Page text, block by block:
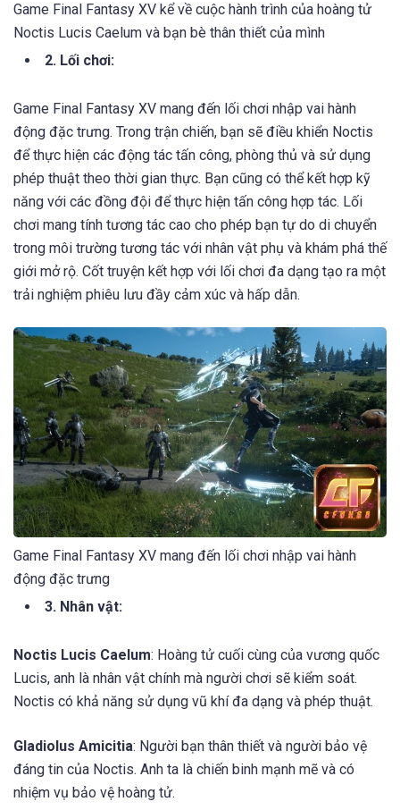
Game Final Fantasy XV kể về cuộc hành trình của hoàng tử
Noctis Lucis Caelum và bạn bè thân thiết của mình
2. Lối chơi:
Game Final Fantasy XV mang đến lối chơi nhập vai hành
động đặc trưng. Trong trận chiến, bạn sẽ điều khiển Noctis
để thực hiện các động tác tấn công, phòng thủ và sử dụng
phép thuật theo thời gian thực. Bạn cũng có thể kết hợp kỹ
năng với các đồng đội để thực hiện tấn công hợp tác. Lối
chơi mang tính tương tác cao cho phép bạn tự do di chuyển
trong môi trường tương tác với nhân vật phụ và khám phá thế
giới mở rộ. Cốt truyện kết hợp với lối chơi đa dạng tạo ra một
trải nghiệm phiêu lưu đầy cảm xúc và hấp dẫn.
Game Final Fantasy XV mang đến lối chơi nhập vai hành
động đặc trưng
3. Nhân vật:
Noctis Lucis Caelum: Hoàng tử cuối cùng của vương quốc
Lucis, anh là nhân vật chính mà người chơi sẽ kiểm soát.
Noctis có khả năng sử dụng vũ khí đa dạng và phép thuật.
Gladiolus Amicitia: Người bạn thân thiết và người bảo vệ
đáng tin của Noctis. Anh ta là chiến binh mạnh mẽ và có
nhiệm vụ bảo vệ hoàng tử.